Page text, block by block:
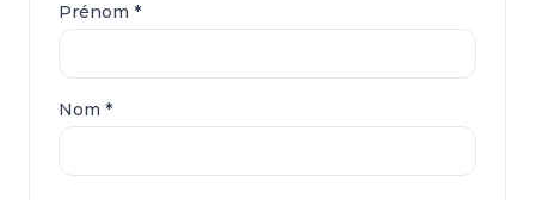
Prénom *
Nom *